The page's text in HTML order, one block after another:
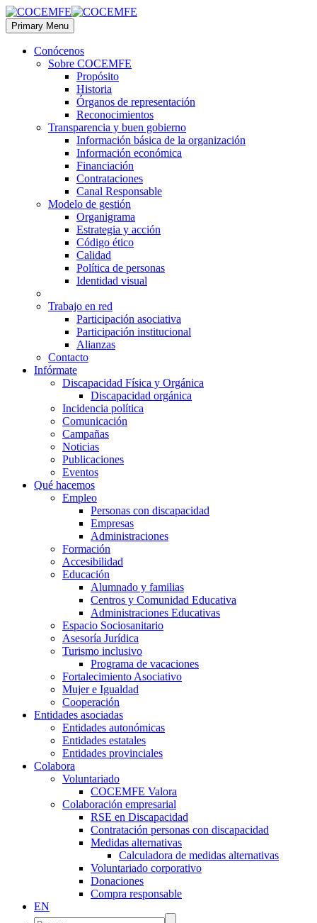
Primary Menu
Conócenos
Sobre COCEMFE
Propósito
Historia
Órganos de representación
Reconocimientos
Transparencia y buen gobierno
Información básica de la organización
Información económica
Financiación
Contrataciones
Canal Responsable
Modelo de gestión
Organigrama
Estrategia y acción
Código ético
Calidad
Política de personas
Identidad visual
Trabajo en red
Participación asociativa
Participación institucional
Alianzas
Contacto
Infórmate
Discapacidad Física y Orgánica
Discapacidad orgánica
Incidencia política
Comunicación
Campañas
Noticias
Publicaciones
Eventos
Qué hacemos
Empleo
Personas con discapacidad
Empresas
Administraciones
Formación
Accesibilidad
Educación
Alumnado y familias
Centros y Comunidad Educativa
Administraciones Educativas
Espacio Sociosanitario
Asesoría Jurídica
Turismo inclusivo
Programa de vacaciones
Fortalecimiento Asociativo
Mujer e Igualdad
Cooperación
Entidades asociadas
Entidades autonómicas
Entidades estatales
Entidades provinciales
Colabora
Voluntariado
COCEMFE Valora
Colaboración empresarial
RSE en Discapacidad
Contratación personas con discapacidad
Medidas alternativas
Calculadora de medidas alternativas
Voluntariado corporativo
Donaciones
Compra responsable
EN